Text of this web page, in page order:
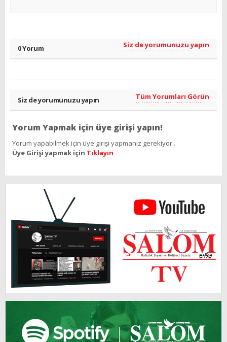
0 Yorum Siz de yorumunuzu yapın
Siz de yorumunuzu yapın Tüm Yorumları Görün
Yorum Yapmak için üye girişi yapın!
Yorum yapabilmek için üye girişi yapmanız gerekiyor..
Üye Girişi yapmak için Tıklayın